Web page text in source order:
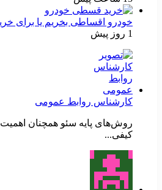
خودرو اقساطی بخریم یا برای
1 روز پیش
کارشناس روابط عمومی
روش‌های پایه سئو همچنان اهمیت
کیفی...